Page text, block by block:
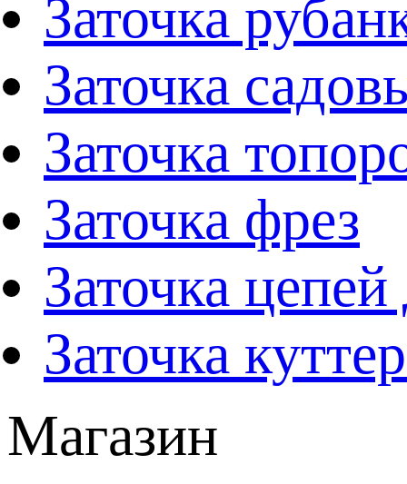
Заточка
Заточка
Заточка
Заточка фрез
Заточка
Заточка
Магазин